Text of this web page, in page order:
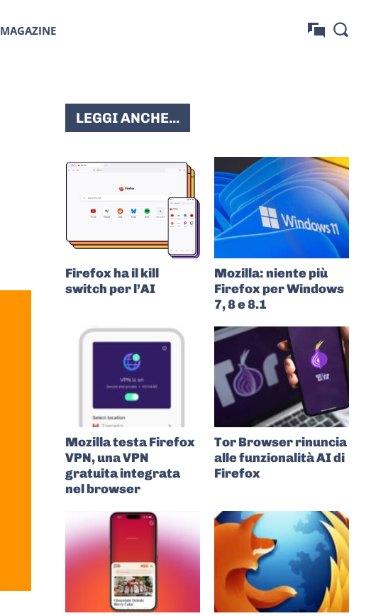
MAGAZINE
LEGGI ANCHE...
Firefox ha il kill
switch per l’AI
Mozilla: niente più
Firefox per Windows
7, 8 e 8.1
Mozilla testa Firefox
VPN, una VPN
gratuita integrata
nel browser
Tor Browser rinuncia
alle funzionalità AI di
Firefox